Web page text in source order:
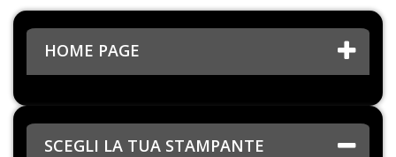
HOME PAGE
SCEGLI LA TUA STAMPANTE